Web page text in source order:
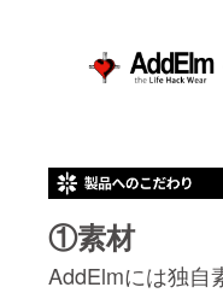
①素材
AddElmには独自